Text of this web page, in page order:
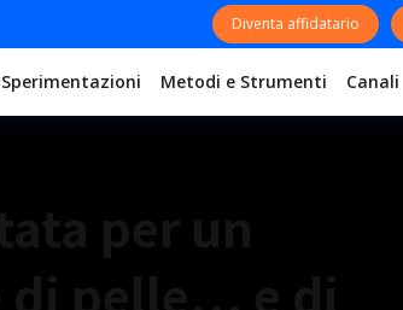
Diventa affidatario
Sperimentazioni Metodi e Strumenti Canali